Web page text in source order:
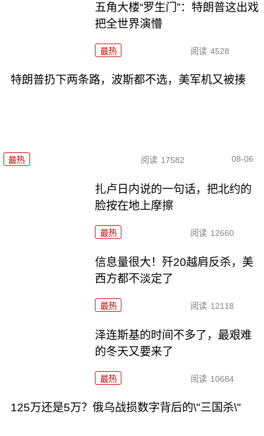
五角大楼“罗生门”：特朗普这出戏
把全世界演懵
最热 阅读 4528
特朗普扔下两条路，波斯都不选，美军机又被揍
最热 阅读 17582 08-06
扎卢日内说的一句话，把北约的
脸按在地上摩擦
最热 阅读 12660
信息量很大！歼20越肩反杀，美
西方都不淡定了
最热 阅读 12118
泽连斯基的时间不多了，最艰难
的冬天又要来了
最热 阅读 10684
125万还是5万？俄乌战损数字背后的\"三国杀\"